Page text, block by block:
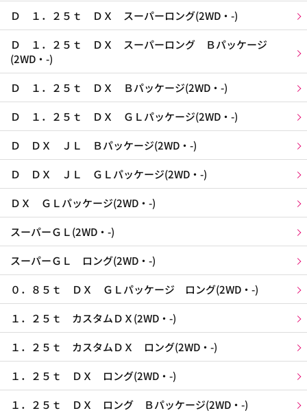
Ｄ １．２５ｔ ＤＸ スーパーロング(2WD・-)
Ｄ １．２５ｔ ＤＸ スーパーロング Ｂパッケージ
(2WD・-)
Ｄ １．２５ｔ ＤＸ Ｂパッケージ(2WD・-)
Ｄ １．２５ｔ ＤＸ ＧＬパッケージ(2WD・-)
Ｄ ＤＸ ＪＬ Ｂパッケージ(2WD・-)
Ｄ ＤＸ ＪＬ ＧＬパッケージ(2WD・-)
ＤＸ ＧＬパッケージ(2WD・-)
スーパーＧＬ(2WD・-)
スーパーＧＬ ロング(2WD・-)
０．８５ｔ ＤＸ ＧＬパッケージ ロング(2WD・-)
１．２５ｔ カスタムＤＸ(2WD・-)
１．２５ｔ カスタムＤＸ ロング(2WD・-)
１．２５ｔ ＤＸ ロング(2WD・-)
１．２５ｔ ＤＸ ロング Ｂパッケージ(2WD・-)